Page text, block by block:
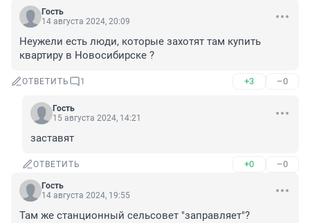
Гость
14 августа 2024, 20:09
Неужели есть люди, которые захотят там купить
квартиру в Новосибирске ?
ОТВЕТИТЬ 1 +3 –0
Гость
15 августа 2024, 14:21
заставят
ОТВЕТИТЬ +0 –0
Гость
14 августа 2024, 19:55
Там же станционный сельсовет "заправляет"?